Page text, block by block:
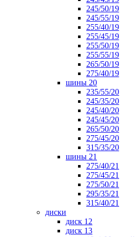
245/50/19
245/55/19
255/40/19
255/45/19
255/50/19
255/55/19
265/50/19
275/40/19
шины 20
235/55/20
245/35/20
245/40/20
245/45/20
265/50/20
275/45/20
315/35/20
шины 21
275/40/21
275/45/21
275/50/21
295/35/21
315/40/21
диски
диск 12
диск 13